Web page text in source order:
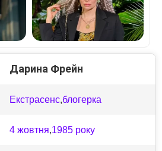
Дарина Фрейн
Екстрасенс,блогерка
4 жовтня,1985 року